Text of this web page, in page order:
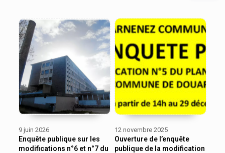
9 juin 2026
Enquête publique sur les
modifications n°6 et n°7 du
12 novembre 2025
Ouverture de l’enquête
publique de la modification